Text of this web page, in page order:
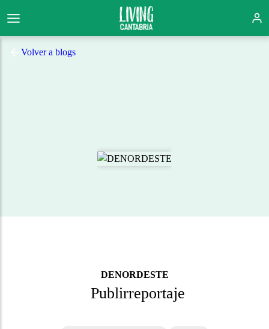
Volver a blogs
DENORDESTE
Publirreportaje